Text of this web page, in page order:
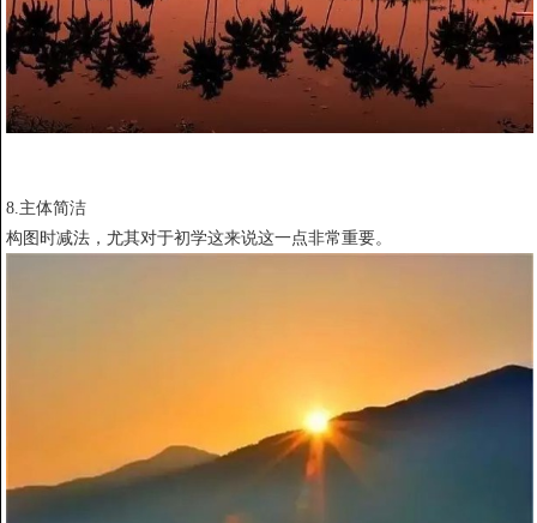
8.主体简洁
构图时减法，尤其对于初学这来说这一点非常重要。